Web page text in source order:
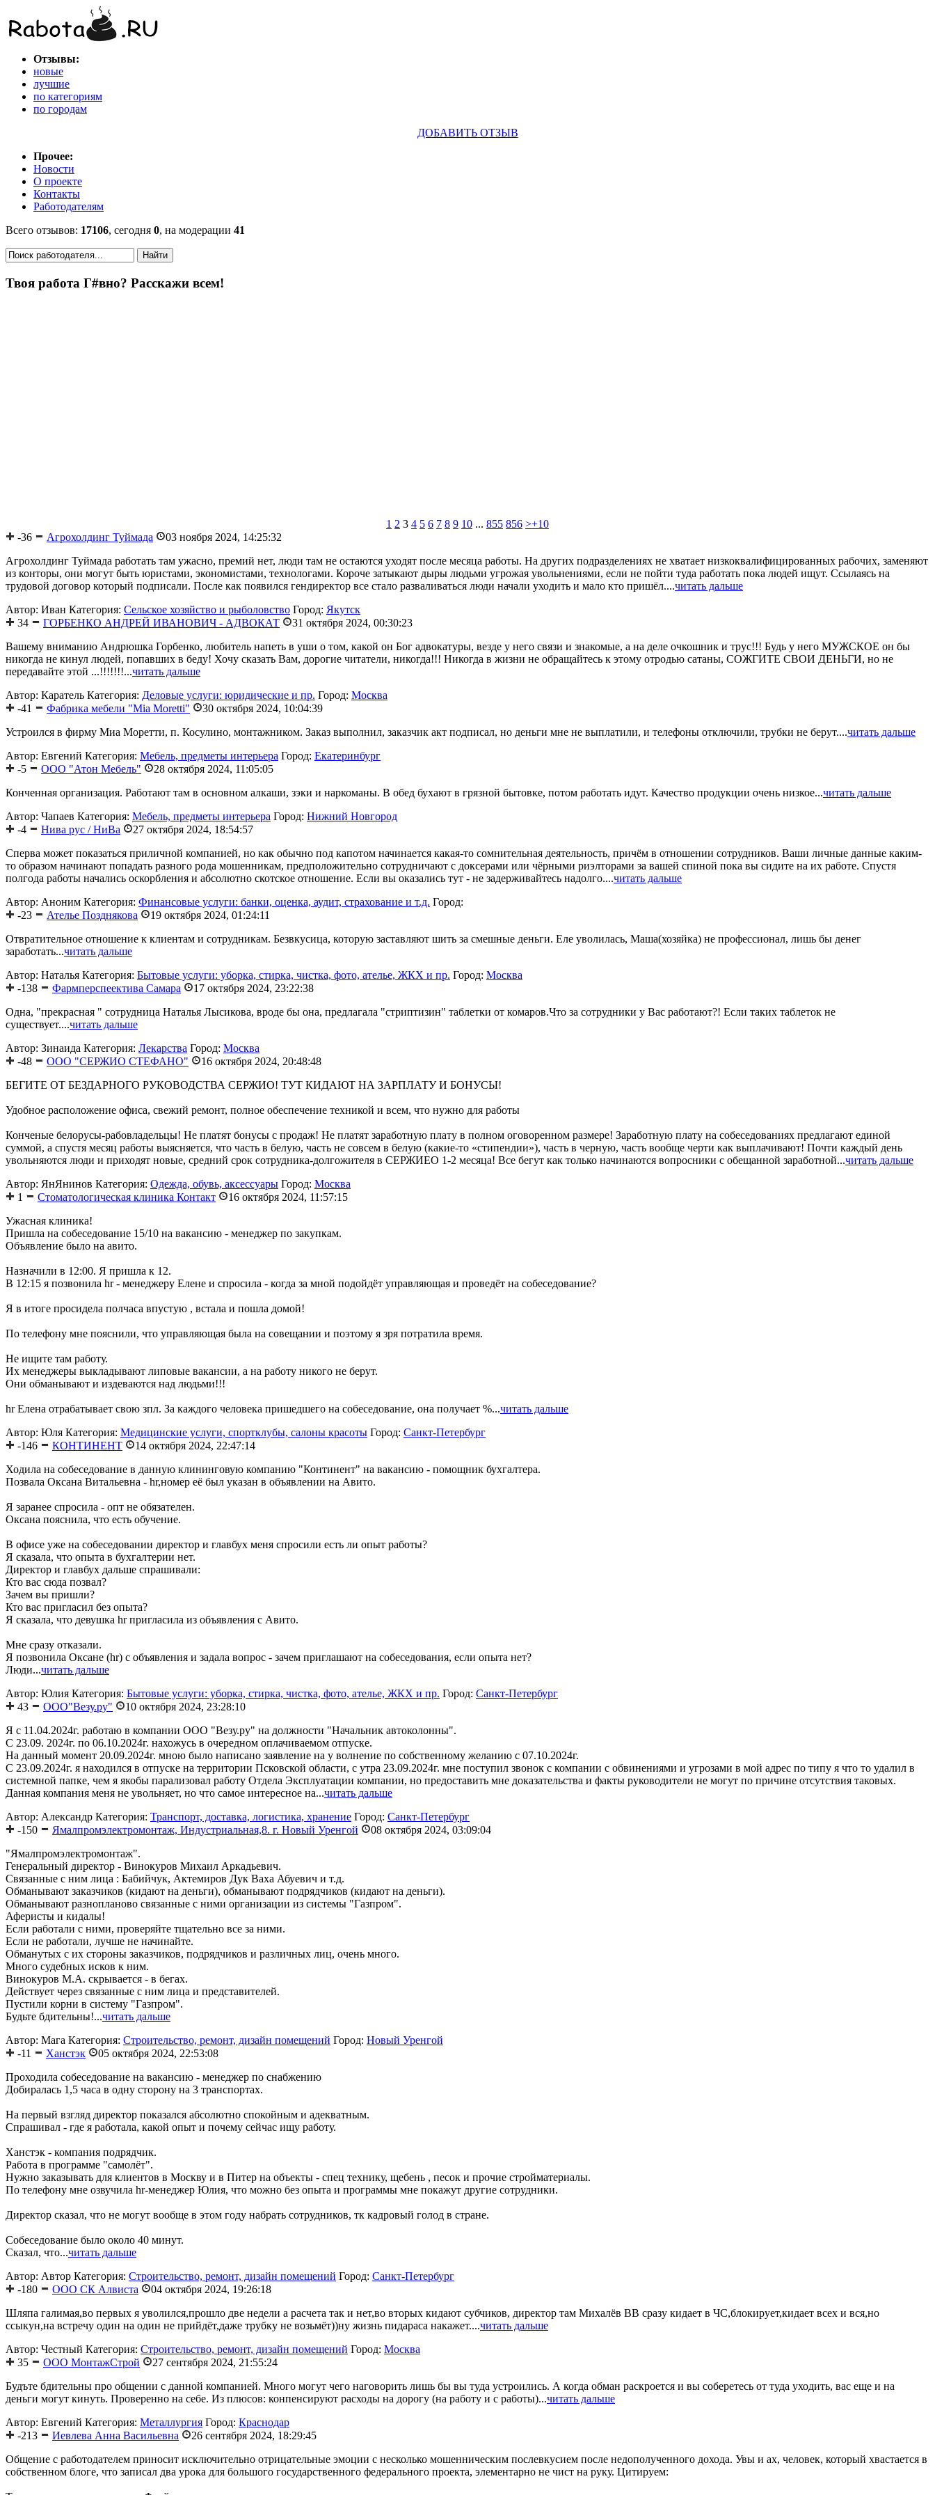
Отзывы:
новые
лучшие
по категориям
по городам
ДОБАВИТЬ ОТЗЫВ
Прочее:
Новости
О проекте
Контакты
Работодателям
Всего отзывов: 17106, сегодня 0, на модерации 41
Твоя работа Г#вно? Расскажи всем!
1 2 3 4 5 6 7 8 9 10 ... 855 856 >+10
-36
Агрохолдинг Туймада
03 ноября 2024, 14:25:32
Агрохолдинг Туймада работать там ужасно, премий нет, люди там не остаются уходят после месяца работы. На других подразделениях не хватает низкоквалифицированных рабочих, заменяют
из конторы, они могут быть юристами, экономистами, технологами. Короче затыкают дыры людьми угрожая увольнениями, если не пойти туда работать пока людей ищут. Ссылаясь на
трудовой договор который подписали. После как появился гендиректор все стало разваливаться люди начали уходить и мало кто пришёл....читать дальше
Автор: Иван Категория: Сельское хозяйство и рыболовство Город: Якутск
34
ГОРБЕНКО АНДРЕЙ ИВАНОВИЧ - АДВОКАТ
31 октября 2024, 00:30:23
Вашему вниманию Андрюшка Горбенко, любитель напеть в уши о том, какой он Бог адвокатуры, везде у него связи и знакомые, а на деле очкошник и трус!!! Будь у него МУЖСКОЕ он бы
никогда не кинул людей, попавших в беду! Хочу сказать Вам, дорогие читатели, никогда!!! Никогда в жизни не обращайтесь к этому отродью сатаны, СОЖГИТЕ СВОИ ДЕНЬГИ, но не
передавайте этой ...!!!!!!!...читать дальше
Автор: Каратель Категория: Деловые услуги: юридические и пр. Город: Москва
-41
Фабрика мебели "Mia Moretti"
30 октября 2024, 10:04:39
Устроился в фирму Миа Моретти, п. Косулино, монтажником. Заказ выполнил, заказчик акт подписал, но деньги мне не выплатили, и телефоны отключили, трубки не берут....читать дальше
Автор: Евгений Категория: Мебель, предметы интерьера Город: Екатеринбург
-5
ООО "Атон Мебель"
28 октября 2024, 11:05:05
Конченная организация. Работают там в основном алкаши, зэки и наркоманы. В обед бухают в грязной бытовке, потом работать идут. Качество продукции очень низкое...читать дальше
Автор: Чапаев Категория: Мебель, предметы интерьера Город: Нижний Новгород
-4
Нива рус / НиВа
27 октября 2024, 18:54:57
Сперва может показаться приличной компанией, но как обычно под капотом начинается какая-то сомнительная деятельность, причём в отношении сотрудников. Ваши личные данные каким-
то образом начинают попадать разного рода мошенникам, предположительно сотрудничают с доксерами или чёрными риэлторами за вашей спиной пока вы сидите на их работе. Спустя
полгода работы начались оскорбления и абсолютно скотское отношение. Если вы оказались тут - не задерживайтесь надолго....читать дальше
Автор: Аноним Категория: Финансовые услуги: банки, оценка, аудит, страхование и т.д. Город:
-23
Ателье Позднякова
19 октября 2024, 01:24:11
Отвратительное отношение к клиентам и сотрудникам. Безвкусица, которую заставляют шить за смешные деньги. Еле уволилась, Маша(хозяйка) не профессионал, лишь бы денег
заработать...читать дальше
Автор: Наталья Категория: Бытовые услуги: уборка, стирка, чистка, фото, ателье, ЖКХ и пр. Город: Москва
-138
Фармперспеектива Самара
17 октября 2024, 23:22:38
Одна, "прекрасная " сотрудница Наталья Лысикова, вроде бы она, предлагала "стриптизин" таблетки от комаров.Что за сотрудники у Вас работают?! Если таких таблеток не
существует....читать дальше
Автор: Зинаида Категория: Лекарства Город: Москва
-48
ООО "СЕРЖИО СТЕФАНО"
16 октября 2024, 20:48:48
БЕГИТЕ ОТ БЕЗДАРНОГО РУКОВОДСТВА СЕРЖИО! ТУТ КИДАЮТ НА ЗАРПЛАТУ И БОНУСЫ!
Удобное расположение офиса, свежий ремонт, полное обеспечение техникой и всем, что нужно для работы
Конченые белорусы-рабовладельцы! Не платят бонусы с продаж! Не платят заработную плату в полном оговоренном размере! Заработную плату на собеседованиях предлагают единой
суммой, а спустя месяц работы выясняется, что часть в белую, часть не совсем в белую (какие-то «стипендии»), часть в черную, часть вообще черти как выплачивают! Почти каждый день
увольняются люди и приходят новые, средний срок сотрудника-долгожителя в СЕРЖИЕО 1-2 месяца! Все бегут как только начинаются вопросники с обещанной заработной...читать дальше
Автор: ЯнЯнинов Категория: Одежда, обувь, аксессуары Город: Москва
1
Стоматологическая клиника Контакт
16 октября 2024, 11:57:15
Ужасная клиника!
Пришла на собеседование 15/10 на вакансию - менеджер по закупкам.
Объявление было на авито.
Назначили в 12:00. Я пришла к 12.
В 12:15 я позвонила hr - менеджеру Елене и спросила - когда за мной подойдёт управляющая и проведёт на собеседование?
Я в итоге просидела полчаса впустую , встала и пошла домой!
По телефону мне пояснили, что управляющая была на совещании и поэтому я зря потратила время.
Не ищите там работу.
Их менеджеры выкладывают липовые вакансии, а на работу никого не берут.
Они обманывают и издеваются над людьми!!!
hr Елена отрабатывает свою зпл. За каждого человека пришедшего на собеседование, она получает %...читать дальше
Автор: Юля Категория: Медицинские услуги, спортклубы, салоны красоты Город: Санкт-Петербург
-146
КОНТИНЕНТ
14 октября 2024, 22:47:14
Ходила на собеседование в данную клининговую компанию "Континент" на вакансию - помощник бухгалтера.
Позвала Оксана Витальевна - hr,номер её был указан в объявлении на Авито.
Я заранее спросила - опт не обязателен.
Оксана пояснила, что есть обучение.
В офисе уже на собеседовании директор и главбух меня спросили есть ли опыт работы?
Я сказала, что опыта в бухгалтерии нет.
Директор и главбух дальше спрашивали:
Кто вас сюда позвал?
Зачем вы пришли?
Кто вас пригласил без опыта?
Я сказала, что девушка hr пригласила из объявления с Авито.
Мне сразу отказали.
Я позвонила Оксане (hr) с объявления и задала вопрос - зачем приглашают на собеседования, если опыта нет?
Люди...читать дальше
Автор: Юлия Категория: Бытовые услуги: уборка, стирка, чистка, фото, ателье, ЖКХ и пр. Город: Санкт-Петербург
43
ООО"Везу.ру"
10 октября 2024, 23:28:10
Я с 11.04.2024г. работаю в компании ООО "Везу.ру" на должности "Начальник автоколонны".
С 23.09. 2024г. по 06.10.2024г. нахожусь в очередном оплачиваемом отпуске.
На данный момент 20.09.2024г. мною было написано заявление на у волнение по собственному желанию с 07.10.2024г.
С 23.09.2024г. я находился в отпуске на территории Псковской области, с утра 23.09.2024г. мне поступил звонок с компании с обвинениями и угрозами в мой адрес по типу я что то удалил в
системной папке, чем я якобы парализовал работу Отдела Эксплуатации компании, но предоставить мне доказательства и факты руководители не могут по причине отсутствия таковых.
Данная компания меня не увольняет, но что самое интересное на...читать дальше
Автор: Александр Категория: Транспорт, доставка, логистика, хранение Город: Санкт-Петербург
-150
Ямалпромэлектромонтаж, Индустриальная,8. г. Новый Уренгой
08 октября 2024, 03:09:04
"Ямалпромэлектромонтаж".
Генеральный директор - Винокуров Михаил Аркадьевич.
Связанные с ним лица : Бабийчук, Актемиров Дук Ваха Абуевич и т.д.
Обманывают заказчиков (кидают на деньги), обманывают подрядчиков (кидают на деньги).
Обманывают разнопланово связанные с ними организации из системы "Газпром".
Аферисты и кидалы!
Если работали с ними, проверяйте тщательно все за ними.
Если не работали, лучше не начинайте.
Обманутых с их стороны заказчиков, подрядчиков и различных лиц, очень много.
Много судебных исков к ним.
Винокуров М.А. скрывается - в бегах.
Действует через связанные с ним лица и представителей.
Пустили корни в систему "Газпром".
Будьте бдительны!...читать дальше
Автор: Мага Категория: Строительство, ремонт, дизайн помещений Город: Новый Уренгой
-11
Ханстэк
05 октября 2024, 22:53:08
Проходила собеседование на вакансию - менеджер по снабжению
Добиралась 1,5 часа в одну сторону на 3 транспортах.
На первый взгляд директор показался абсолютно спокойным и адекватным.
Спрашивал - где я работала, какой опыт и почему сейчас ищу работу.
Ханстэк - компания подрядчик.
Работа в программе "самолёт".
Нужно заказывать для клиентов в Москву и в Питер на объекты - спец технику, щебень , песок и прочие стройматериалы.
По телефону мне озвучила hr-менеджер Юлия, что можно без опыта и программы мне покажут другие сотрудники.
Директор сказал, что не могут вообще в этом году набрать сотрудников, тк кадровый голод в стране.
Собеседование было около 40 минут.
Сказал, что...читать дальше
Автор: Автор Категория: Строительство, ремонт, дизайн помещений Город: Санкт-Петербург
-180
ООО СК Алвиста
04 октября 2024, 19:26:18
Шляпа галимая,во первых я уволился,прошло две недели а расчета так и нет,во вторых кидают субчиков, директор там Михалёв ВВ сразу кидает в ЧС,блокирует,кидает всех и вся,но
ссыкун,на встречу один на один не прийдёт,даже трубку не возьмёт))ну жизнь пидараса накажет....читать дальше
Автор: Честный Категория: Строительство, ремонт, дизайн помещений Город: Москва
35
ООО МонтажСтрой
27 сентября 2024, 21:55:24
Будъте бдительны про общении с данной компанией. Много могут чего наговорить лишь бы вы туда устроились. А когда обман раскроется и вы соберетесь от туда уходить, вас еще и на
деньги могут кинуть. Проверенно на себе. Из плюсов: конпенсируют расходы на дорогу (на работу и с работы)...читать дальше
Автор: Евгений Категория: Металлургия Город: Краснодар
-213
Иевлева Анна Васильевна
26 сентября 2024, 18:29:45
Общение с работодателем приносит исключительно отрицательные эмоции с несколько мошенническим послевкусием после недополученного дохода. Увы и ах, человек, который хвастается в
собственном блоге, что записал два урока для большого государственного федерального проекта, элементарно не чист на руку. Цитируем: